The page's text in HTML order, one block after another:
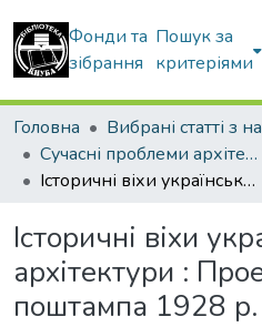
Фонди та
зібрання
Пошук за
критеріями
Головна
Сучасні проблеми архітектури та містобудування
Історичні віхи української архітектури : Проект Харківського поштампа 1928 р.
Історичні віхи
архітектури :
поштампа 1928 р.